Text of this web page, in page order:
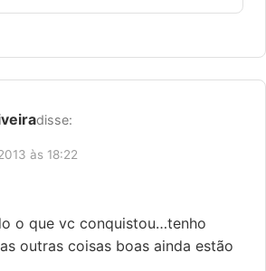
disse:
às 18:22
o que vc conquistou…tenho
outras coisas boas ainda estão